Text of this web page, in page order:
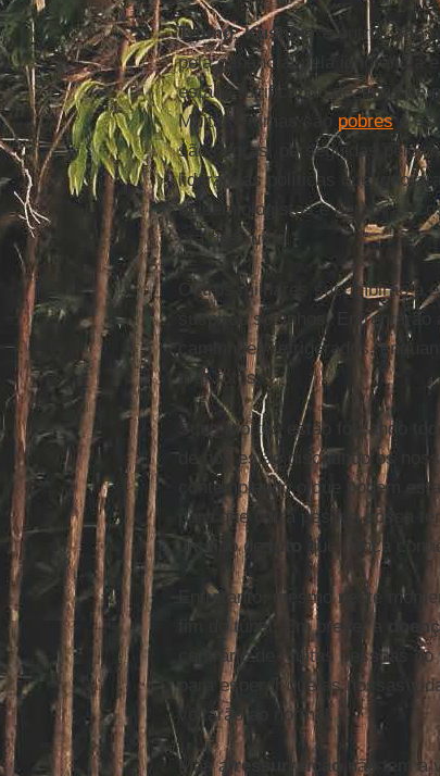
Trump,Kushnere outros são
pela ganância, pela ignorância
estão crucificando dezenas de
Muitas vítimas sãopobrese
são negras, perseguidas pelo
lideranças políticas que
epidemiologistas e deram as
era destruído.
Outros milhares sucumbirão a
suspiros sozinhos.
caminhões refrigerados,
tirar fotos.
Suas mortes estão forçando
de nós estão discutindo os
contemplando o que podem
para que outra pessoa possa
um tipo de
que nunca
Entretanto, mesmo neste
fim do túnel. Em breve, a
contrário de muitas pessoas
para esperar que as nossas
voltarão ao normal.
Mas aressurreição não tem a